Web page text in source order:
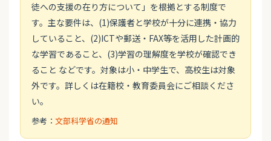
徒への支援の在り方について」を根拠とする制度で
す。主な要件は、(1)保護者と学校が十分に連携・協力
していること、(2)ICTや郵送・FAX等を活用した計画的
な学習であること、(3)学習の理解度を学校が確認でき
ること などです。対象は小・中学生で、高校生は対象
外です。詳しくは在籍校・教育委員会にご相談くださ
い。
参考： 文部科学省の通知